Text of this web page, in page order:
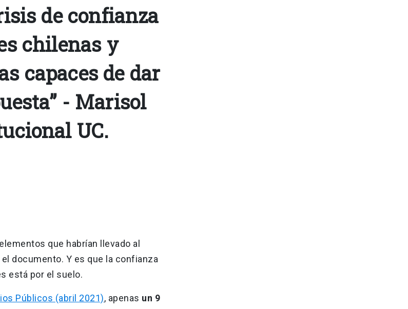
de confianza
chilenas y
capaces de dar
- Marisol
UC.
que habrían llevado al
documento. Y es que la confianza
está por el suelo.
Públicos (abril 2021), apenas un 9